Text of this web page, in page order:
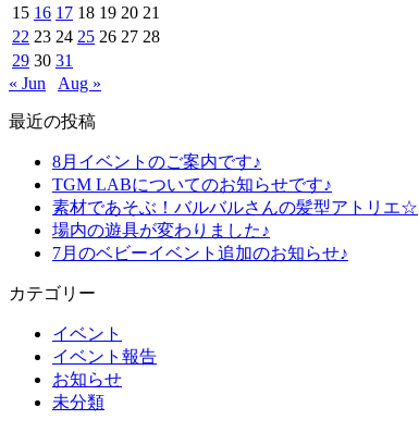
15 16 17 18 19 20 21
22 23 24 25 26 27 28
29 30 31
« Jun
Aug »
最近の投稿
8月イベントのご案内です♪
TGM LABについてのお知らせです♪
素材であそぶ！バルバルさんの髪型アトリエ☆
場内の遊具が変わりました♪
7月のベビーイベント追加のお知らせ♪
カテゴリー
イベント
イベント報告
お知らせ
未分類